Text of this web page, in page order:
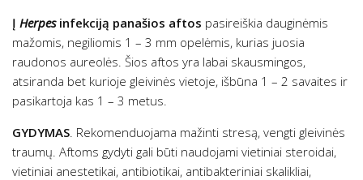
Į Herpes infekciją panašios aftos pasireiškia dauginėmis
mažomis, negiliomis 1 – 3 mm opelėmis, kurias juosia
raudonos aureolės. Šios aftos yra labai skausmingos,
atsiranda bet kurioje gleivinės vietoje, išbūna 1 – 2 savaites ir
pasikartoja kas 1 – 3 metus.
GYDYMAS . Rekomenduojama mažinti stresą, vengti gleivinės
traumų. Aftoms gydyti gali būti naudojami vietiniai steroidai,
vietiniai anestetikai, antibiotikai, antibakteriniai skalikliai,